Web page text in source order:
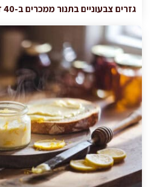
גזרים צבעוניים בתנור ממכרים ב-40 דקות, בלי בישול מוקדם